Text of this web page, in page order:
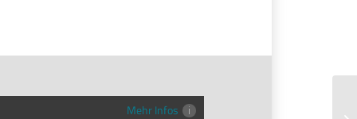
Mehr Infos